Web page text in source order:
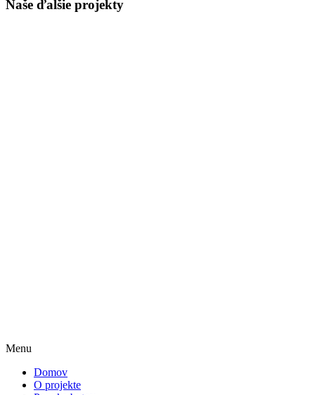
Naše ďalšie projekty
Menu
Domov
O projekte